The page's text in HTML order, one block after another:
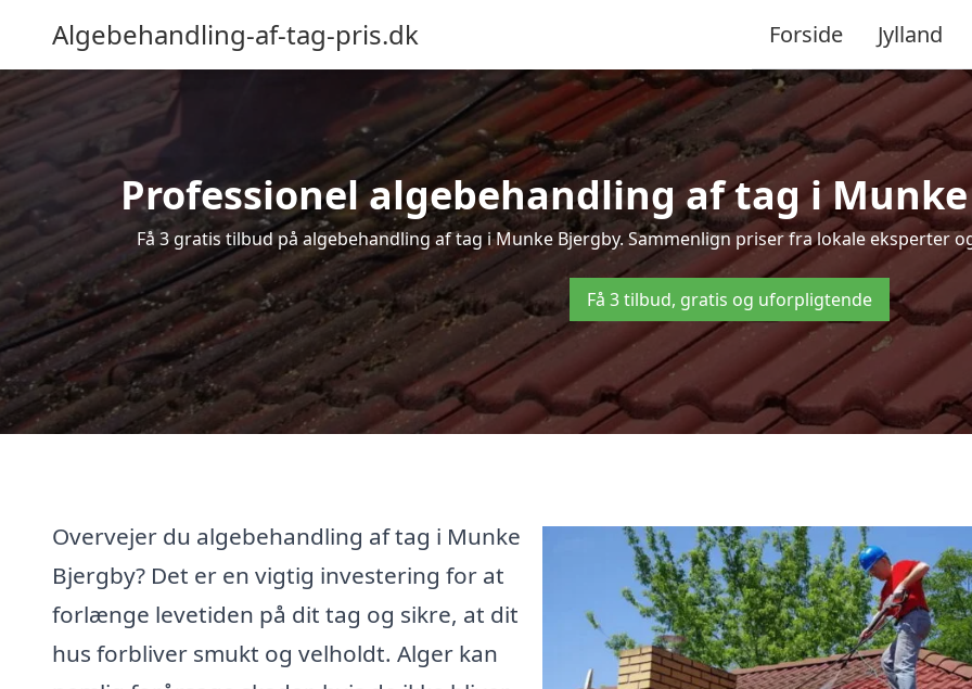
Algebehandling-af-tag-pris.dk Forside Jylland
Professionel algebehandling af tag i
Få 3 gratis tilbud på algebehandling af tag i Munke Bjergby. Sammenlign priser fra lokale eksperter
Få 3 tilbud, gratis og uforpligtende
Overvejer du algebehandling af tag i Munke
Bjergby? Det er en vigtig investering for at
forlænge levetiden på dit tag og sikre, at dit
hus forbliver smukt og velholdt. Alger kan